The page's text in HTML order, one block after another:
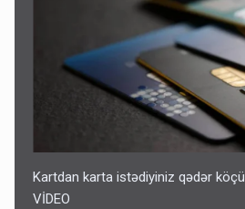
Kartdan karta istədiyiniz qədər
VİDEO